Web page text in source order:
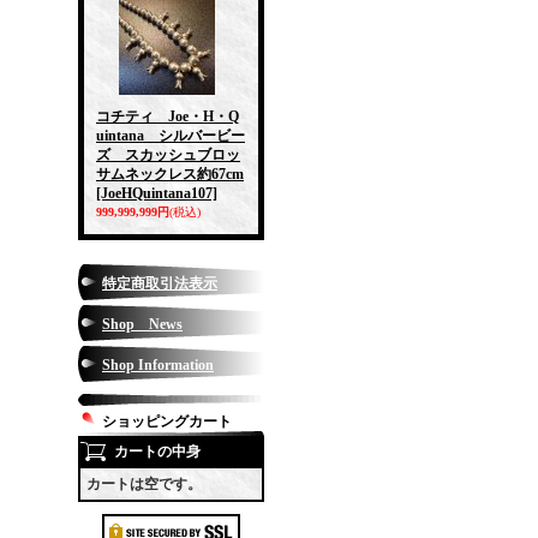
コチティ Joe・H・Q
uintana シルバービー
ズ スカッシュブロッ
サムネックレス約67cm
[JoeHQuintana107]
999,999,999円(税込)
特定商取引法表示
Shop News
Shop Information
ショッピングカート
カートの中身
カートは空です。